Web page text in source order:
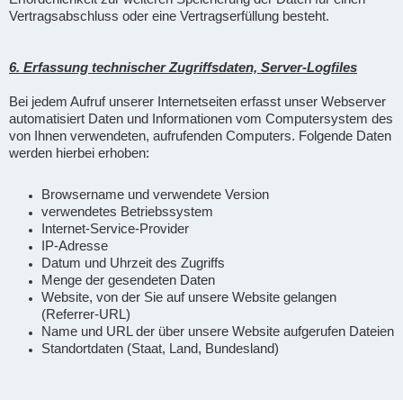
Vertragsabschluss oder eine Vertragserfüllung besteht.
6. Erfassung technischer Zugriffsdaten, Server-Logfiles
Bei jedem Aufruf unserer Internetseiten erfasst unser Webserver
automatisiert Daten und Informationen vom Computersystem des
von Ihnen verwendeten, aufrufenden Computers. Folgende Daten
werden hierbei erhoben:
Browsername und verwendete Version
verwendetes Betriebssystem
Internet-Service-Provider
IP-Adresse
Datum und Uhrzeit des Zugriffs
Menge der gesendeten Daten
Website, von der Sie auf unsere Website gelangen
(Referrer-URL)
Name und URL der über unsere Website aufgerufen Dateien
Standortdaten (Staat, Land, Bundesland)